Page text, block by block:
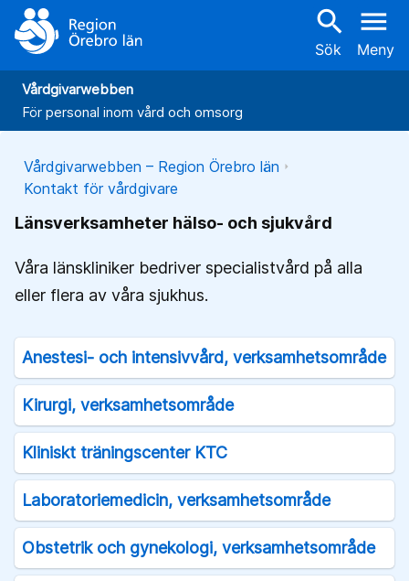
search
Sök
menu
Meny
Vårdgivarwebben
För personal inom vård och omsorg
Vårdgivarwebben – Region Örebro län
Kontakt för vårdgivare
Länsverksamheter hälso- och sjukvård
Våra länskliniker bedriver specialistvård på alla
eller flera av våra sjukhus.
Anestesi- och intensivvård, verksamhetsområde
Kirurgi, verksamhetsområde
Kliniskt träningscenter KTC
Laboratoriemedicin, verksamhetsområde
Obstetrik och gynekologi, verksamhetsområde